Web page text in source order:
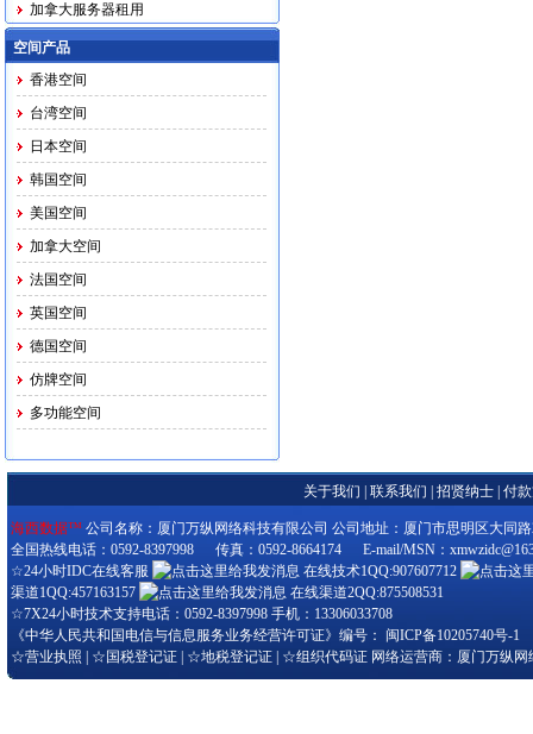
加拿大服务器租用
马印越泰务器租用
空间产品
香港空间
台湾空间
日本空间
韩国空间
美国空间
加拿大空间
法国空间
英国空间
德国空间
仿牌空间
多功能空间
关于我们 联系我们 招贤纳士 付
海西数据™ 公司名称：厦门万纵网络科技有限公司 公司地址：厦门市思明区大同路
全国热线电话：0592-8397998 传真：0592-8664174 E-mail/MSN：
☆24小时IDC在线客服
在线技术1QQ:907607712
渠道1QQ:457163157
在线渠道2QQ:875508531
☆7X24小时技术支持电话：0592-8397998 手机：13306033708
《中华人民共和国电信与信息服务业务经营许可证》编号： 闽ICP备10205740号-1
☆营业执照 | ☆ 国税登记证 | ☆地税登记证 | ☆组织代码证 网络运营商：厦门万纵